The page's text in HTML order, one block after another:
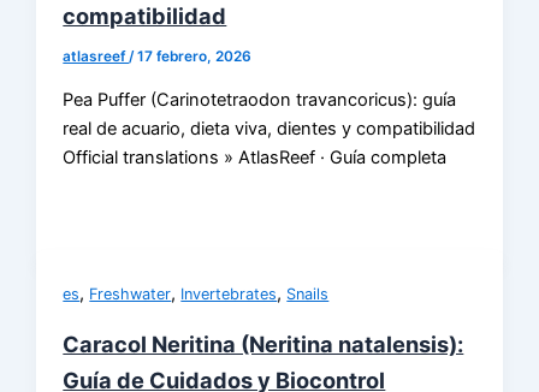
compatibilidad
atlasreef/17 febrero, 2026
Pea Puffer (Carinotetraodon travancoricus): guía
real de acuario, dieta viva, dientes y compatibilidad
Official translations » AtlasReef · Guía completa
es, Freshwater, Invertebrates, Snails
Caracol Neritina (Neritina natalensis):
Guía de Cuidados y Biocontrol